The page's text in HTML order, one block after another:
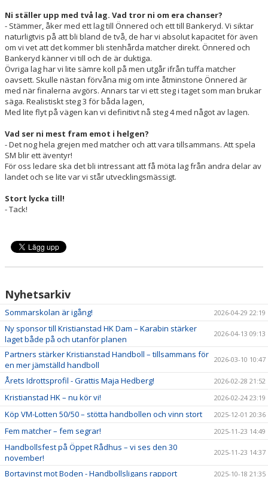
Ni ställer upp med två lag. Vad tror ni om era chanser?
- Stämmer, åker med ett lag till Önnered och ett till Bankeryd. Vi siktar
naturligtvis på att bli bland de två, de har vi absolut kapacitet för även
om vi vet att det kommer bli stenhårda matcher direkt. Önnered och
Bankeryd känner vi till och de är duktiga.
Övriga lag har vi lite sämre koll på men utgår ifrån tuffa matcher
oavsett. Skulle nästan förvåna mig om inte åtminstone Önnered är
med när finalerna avgörs. Annars tar vi ett steg i taget som man brukar
säga. Realistiskt steg 3 för båda lagen,
Med lite flyt på vägen kan vi definitivt nå steg 4 med något av lagen.
Vad ser ni mest fram emot i helgen?
- Det nog hela grejen med matcher och att vara tillsammans. Att spela
SM blir ett äventyr!
För oss ledare ska det bli intressant att få möta lag från andra delar av
landet och se lite var vi står utvecklingsmässigt.
Stort lycka till!
- Tack!
Nyhetsarkiv
Sommarskolan är igång! 2026-04-29 22:19
Ny sponsor till Kristianstad HK Dam – Karabin stärker
laget både på och utanför planen
2026-04-13 09:13
Partners stärker Kristianstad Handboll – tillsammans för
en mer jämställd handboll
2026-03-10 10:47
Årets Idrottsprofil - Grattis Maja Hedberg! 2026-02-28 21:52
Kristianstad HK – nu kör vi! 2026-02-24 23:19
Köp VM-Lotten 50/50 – stötta handbollen och vinn stort 2025-12-01 20:36
Fem matcher – fem segrar! 2025-11-23 14:49
Handbollsfest på Öppet Rådhus – vi ses den 30
november!
2025-11-23 14:37
Bortavinst mot Boden - Handbollsligans rapport 2025-10-18 21:35